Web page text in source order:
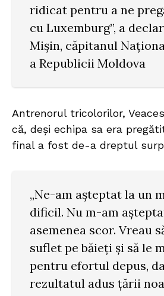
ridicat pentru a ne
cu Luxemburg”, a
Mișin, căpitanul
a Republicii Moldova
Antrenorul tricolorilor,
că, deși echipa sa era
final a fost de-a dreptul
„Ne-am așteptat la un
dificil. Nu m-am
asemenea scor. Vreau
suflet pe băieți și să le
pentru efortul depus,
rezultatul adus țării